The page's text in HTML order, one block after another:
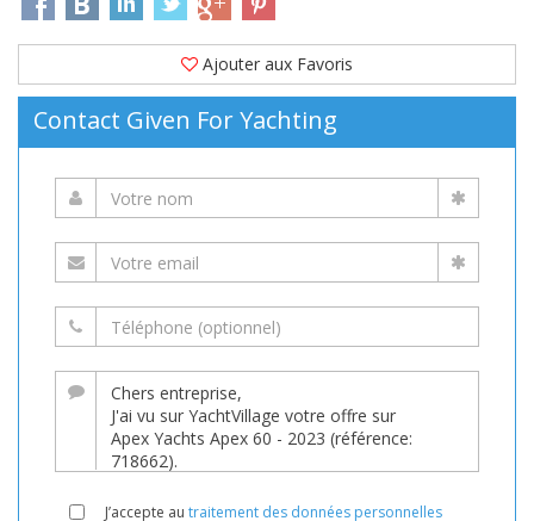
Ajouter aux Favoris
Contact Given For Yachting
J’accepte au traitement des données personnelles